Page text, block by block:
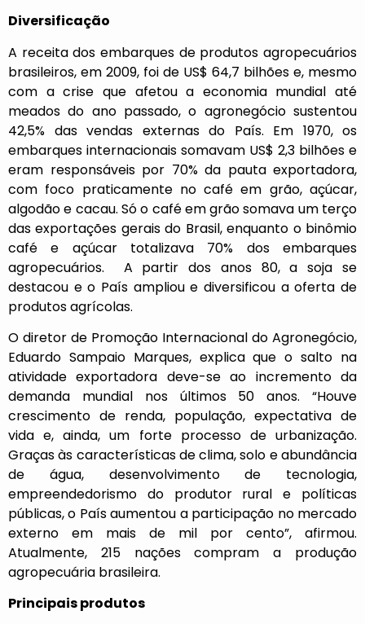
Diversificação
A receita dos embarques de produtos agropecuários
brasileiros, em 2009, foi de US$ 64,7 bilhões e, mesmo
com a crise que afetou a economia mundial até
meados do ano passado, o agronegócio sustentou
42,5% das vendas externas do País. Em 1970, os
embarques internacionais somavam US$ 2,3 bilhões e
eram responsáveis por 70% da pauta exportadora,
com foco praticamente no café em grão, açúcar,
algodão e cacau. Só o café em grão somava um terço
das exportações gerais do Brasil, enquanto o binômio
café e açúcar totalizava 70% dos embarques
agropecuários. A partir dos anos 80, a soja se
destacou e o País ampliou e diversificou a oferta de
produtos agrícolas.
O diretor de Promoção Internacional do Agronegócio,
Eduardo Sampaio Marques, explica que o salto na
atividade exportadora deve-se ao incremento da
demanda mundial nos últimos 50 anos. “Houve
crescimento de renda, população, expectativa de
vida e, ainda, um forte processo de urbanização.
Graças às características de clima, solo e abundância
de água, desenvolvimento de tecnologia,
empreendedorismo do produtor rural e políticas
públicas, o País aumentou a participação no mercado
externo em mais de mil por cento”, afirmou.
Atualmente, 215 nações compram a produção
agropecuária brasileira.
Principais produtos